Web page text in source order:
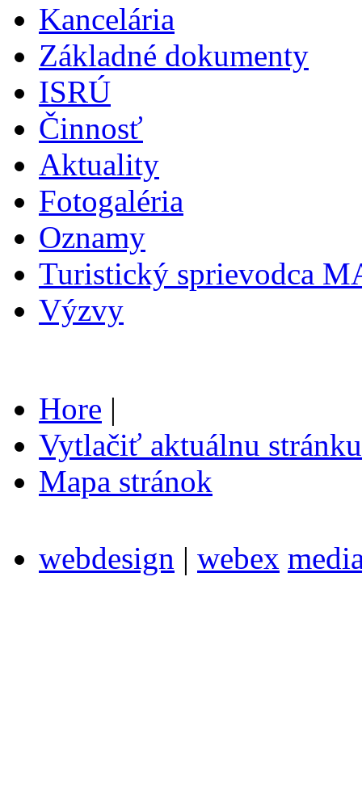
Kancelária
Základné dokumenty
ISRÚ
Činnosť
Aktuality
Fotogaléria
Oznamy
Turistický sprievodca
Výzvy
Hore |
Vytlačiť aktuálnu stránku
Mapa stránok
webdesign | webex